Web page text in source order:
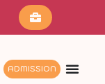
ADMISSION